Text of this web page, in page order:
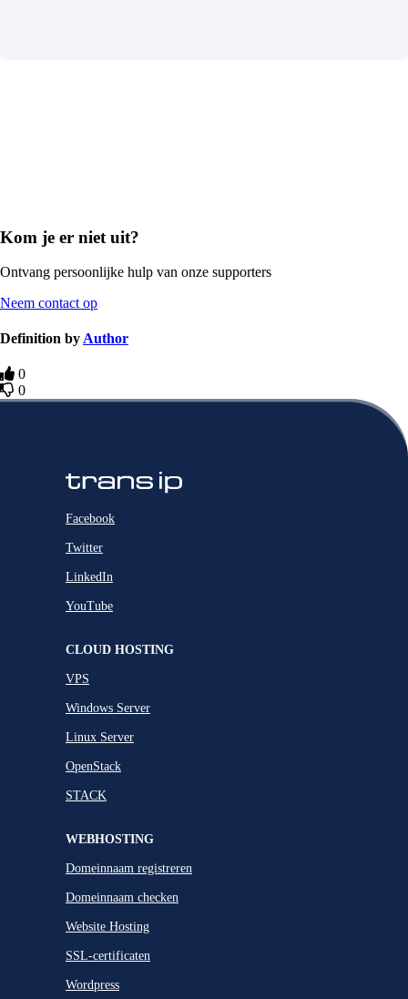
Kom je er niet uit?
Ontvang persoonlijke hulp van onze supporters
Neem contact op
Definition by Author
0
0
Facebook
Twitter
LinkedIn
YouTube
CLOUD HOSTING
VPS
Windows Server
Linux Server
OpenStack
STACK
WEBHOSTING
Domeinnaam registreren
Domeinnaam checken
Website Hosting
SSL-certificaten
Wordpress